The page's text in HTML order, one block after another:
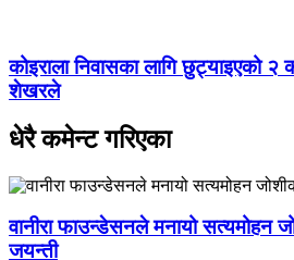
कोइराला निवासका लागि छुट्याइएको
शेखरले
धेरै कमेन्ट गरिएका
वानीरा फाउन्डेसनले मनायो सत्यमोहन
जयन्ती